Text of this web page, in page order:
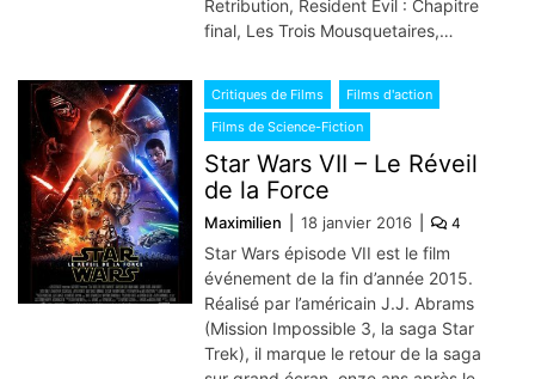
Retribution, Resident Evil : Chapitre
final, Les Trois Mousquetaires,…
Critiques de Films
Films d'action
Films de Science-Fiction
Star Wars VII – Le Réveil
de la Force
Maximilien 18 janvier 2016 4
Star Wars épisode VII est le film
événement de la fin d’année 2015.
Réalisé par l’américain J.J. Abrams
(Mission Impossible 3, la saga Star
Trek), il marque le retour de la saga